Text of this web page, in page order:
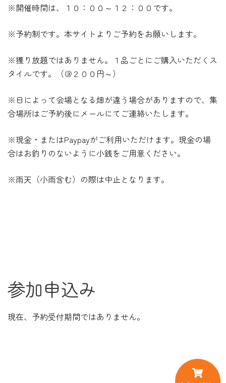
※開催時間は、１０：００～１２：００です。
※予約制です。本サイトよりご予約をお願いします。
※獲り放題ではありません。１品ごとにご購入いただくス
タイルです。（＠２００円～）
※日によって会場となる畑が違う場合がありますので、集
合場所はご予約後にメールにてご連絡いたします。
※現金・またはPaypayがご利用いただけます。現金の場
合はお釣りのないように小銭をご用意ください。
※雨天（小雨含む）の際は中止となります。
参加申込み
現在、予約受付期間ではありません。